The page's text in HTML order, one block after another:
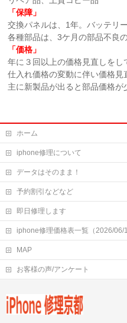
「保障」
交換パネルは、1年。バッテリ
各種部品は、3ケ月の部品不良
「価格」
年に３回以上の価格見直しをし
仕入れ価格の変動に伴い価格見
主に新製品が出ると部品価格が
ホーム
iphone修理について
データはそのまま！
予約割引などなど
即日修理します
iphone修理価格表一覧（2026/06/
MAP
お客様の声/アンケート